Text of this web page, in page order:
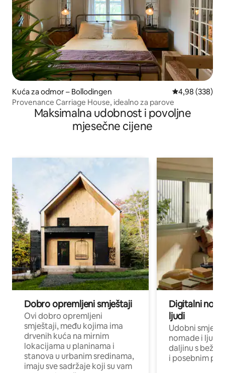
Kuća za odmor – Bollodingen Prosječna
4,98 (338)
Provenance Carriage House, idealno za parove
Maksimalna udobnost i povoljne
mjesečne cijene
Dobro opremljeni smještaji
Ovi dobro opremljeni
smještaji, među kojima ima
drvenih kuća na mirnim
lokacijama u planinama i
stanova u urbanim sredinama,
imaju sve sadržaje koji su vam
Digitalni
ljudi
Udobni
nomade i ljude
daljinu s
i posebnim